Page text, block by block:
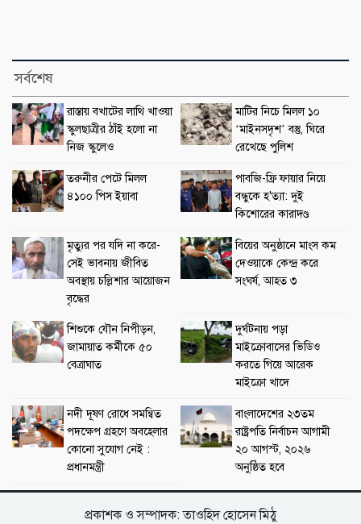
সর্বশেষ
রাস্তায় বখাটের লাথি খাওয়া
স্কুলছাত্রীর ঠাঁই হলো না
নিজ স্কুলেও
মাটির নিচে মিলল ১০
‘মাইনসদৃশ’ বস্তু, ঘিরে
রেখেছে পুলিশ
তরুনীর পেটে মিলল
৪১০০ পিস ইয়াবা
পাবজি-ফ্রি ফায়ার নিয়ে
বন্ধুকে হ'ত্যা: দুই
কিশোরের কারাদণ্ড
মৃত্যুর পর যদি না করে-
সেই ভাবনায় জীবিত
অবস্থায় চল্লিশার আয়োজন
বৃদ্ধের
বিয়ের অনুষ্ঠানে মাংস কম
দেওয়াকে কেন্দ্র করে
সংঘর্ষ, আহত ৩
শিশুকে যৌন নিপীড়ন,
জামায়াত কর্মীকে ৫০
বেত্রাঘাত
দুর্ঘটনায় পড়া
মাইক্রোবাসের ভিডিও
করতে গিয়ে আরেক
মাইক্রো খাদে
নদী দূষণ রোধে সমন্বিত
পদক্ষেপ গ্রহণে অবহেলার
কোনো সুযোগ নেই :
প্রধানমন্ত্রী
বাংলাদেশের ২৩তম
রাষ্ট্রপতি নির্বাচন আগামী
২০ আগস্ট, ২০২৬
অনুষ্ঠিত হবে
প্রকাশক ও সম্পাদক: তাওহিদ হোসেন মিঠু